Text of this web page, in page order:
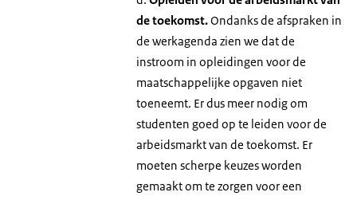
de toekomst.Ondanks de afspraken in
de werkagenda zien we dat de
instroom in opleidingen voor de
maatschappelijke opgaven niet
toeneemt. Er dus meer nodig om
studenten goed op te leiden voor de
arbeidsmarkt van de toekomst. Er
moeten scherpe keuzes worden
gemaakt om te zorgen voor een